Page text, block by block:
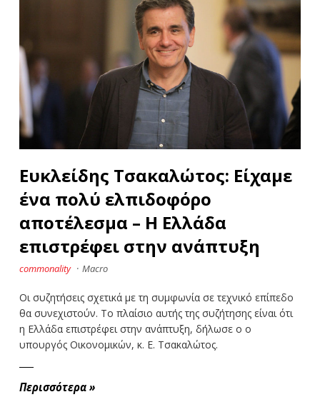
Ευκλείδης Τσακαλώτος: Είχαμε
ένα πολύ ελπιδοφόρο
αποτέλεσμα – Η Ελλάδα
επιστρέφει στην ανάπτυξη
commonality · Macro
Οι συζητήσεις σχετικά με τη συμφωνία σε τεχνικό επίπεδο
θα συνεχιστούν. Το πλαίσιο αυτής της συζήτησης είναι ότι
η Ελλάδα επιστρέφει στην ανάπτυξη, δήλωσε ο ο
υπουργός Οικονομικών, κ. Ε. Τσακαλώτος.
Περισσότερα »